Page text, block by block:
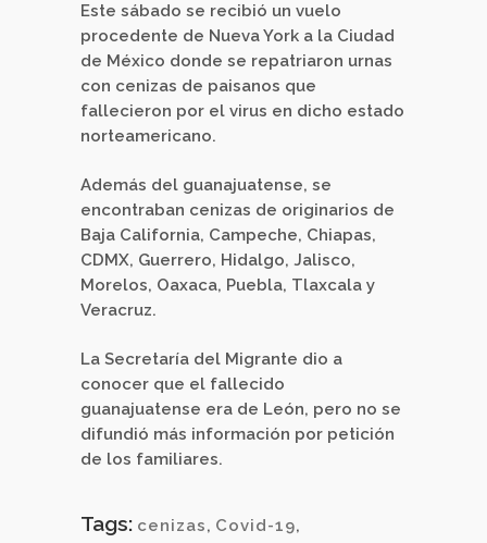
Este sábado se recibió un vuelo
procedente de Nueva York a la Ciudad
de México donde se repatriaron urnas
con cenizas de paisanos que
fallecieron por el virus en dicho estado
norteamericano.
Además del guanajuatense, se
encontraban cenizas de originarios de
Baja California, Campeche, Chiapas,
CDMX, Guerrero, Hidalgo, Jalisco,
Morelos, Oaxaca, Puebla, Tlaxcala y
Veracruz.
La Secretaría del Migrante dio a
conocer que el fallecido
guanajuatense era de León, pero no se
difundió más información por petición
de los familiares.
Tags: cenizas, Covid-19,